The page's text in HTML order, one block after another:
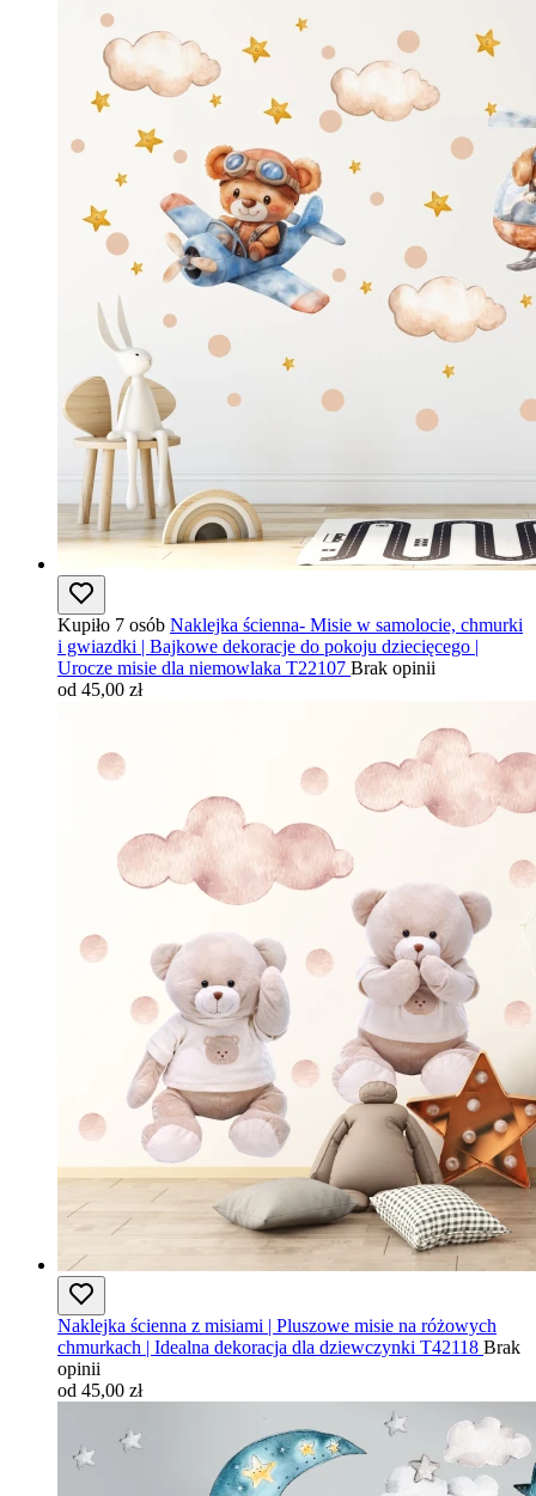
Kupiło 7 osób Naklejka ścienna- Misie w samolocie, chmurki
i gwiazdki | Bajkowe dekoracje do pokoju dziecięcego |
Urocze misie dla niemowlaka T22107 Brak opinii
od 45,00 zł
Naklejka ścienna z misiami | Pluszowe misie na różowych
chmurkach | Idealna dekoracja dla dziewczynki T42118 Brak
opinii
od 45,00 zł